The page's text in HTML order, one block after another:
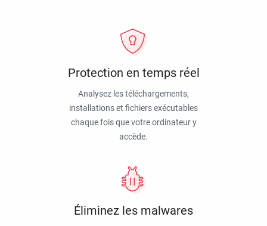
Protection en temps réel
Analysez les téléchargements,
installations et fichiers exécutables
chaque fois que votre ordinateur y
accède.
Éliminez les malwares